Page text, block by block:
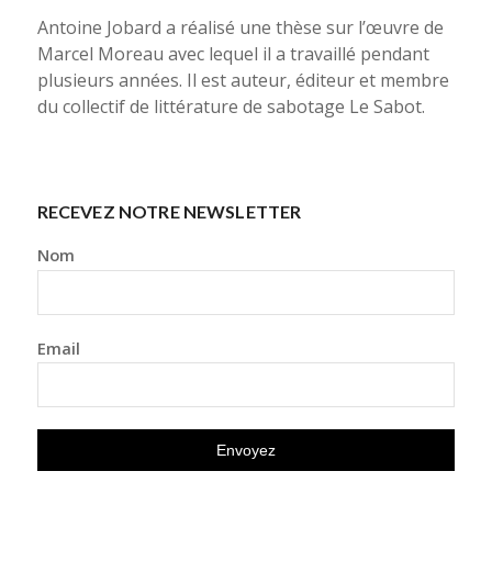
Antoine Jobard a réalisé une thèse sur l’œuvre de
Marcel Moreau avec lequel il a travaillé pendant
plusieurs années. Il est auteur, éditeur et membre
du collectif de littérature de sabotage Le Sabot.
RECEVEZ NOTRE NEWSLETTER
Nom
Email